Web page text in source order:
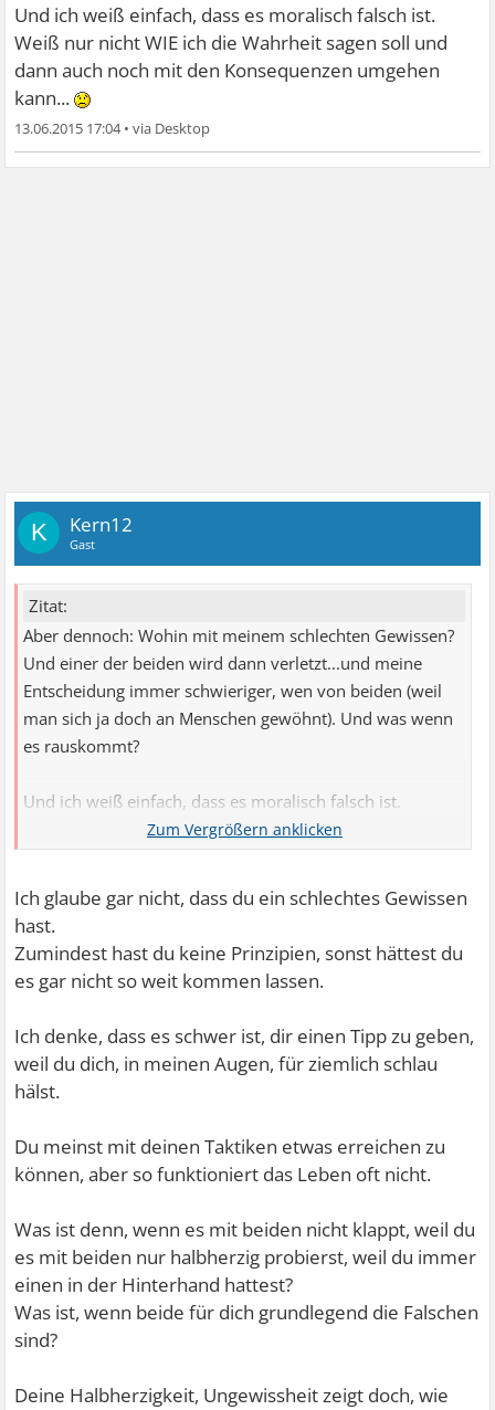
Und ich weiß einfach, dass es moralisch falsch ist.
Weiß nur nicht WIE ich die Wahrheit sagen soll und
dann auch noch mit den Konsequenzen umgehen
kann...
13.06.2015 17:04•
K Kern12
Gast
Zitat:
Aber dennoch: Wohin mit meinem schlechten Gewissen?
Und einer der beiden wird dann verletzt...und meine
Entscheidung immer schwieriger, wen von beiden (weil
man sich ja doch an Menschen gewöhnt). Und was wenn
es rauskommt?
Und ich weiß einfach, dass es moralisch falsch ist.
Weiß nur nicht WIE ich die Wahrheit sagen soll und dann
auch noch mit den Konsequenzen umgehen kann...
Ich glaube gar nicht, dass du ein schlechtes Gewissen
hast.
Zumindest hast du keine Prinzipien, sonst hättest du
es gar nicht so weit kommen lassen.
Ich denke, dass es schwer ist, dir einen Tipp zu geben,
weil du dich, in meinen Augen, für ziemlich schlau
hälst.
Du meinst mit deinen Taktiken etwas erreichen zu
können, aber so funktioniert das Leben oft nicht.
Was ist denn, wenn es mit beiden nicht klappt, weil du
es mit beiden nur halbherzig probierst, weil du immer
einen in der Hinterhand hattest?
Was ist, wenn beide für dich grundlegend die Falschen
sind?
Deine Halbherzigkeit, Ungewissheit zeigt doch, wie